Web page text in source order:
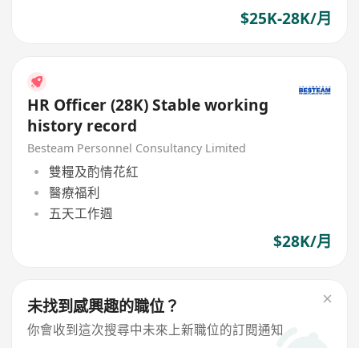
$25K-28K/月
HR Officer (28K) Stable working
history record
Besteam Personnel Consultancy Limited
雙糧及酌情花紅
醫療福利
五天工作週
$28K/月
未找到感興趣的職位？
你會收到這次搜尋中未來上新職位的訂閱通知